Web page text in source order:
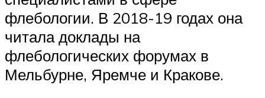
флебологии. В 2018-19 годах она
читала доклады на
флебологических форумах в
Мельбурне, Яремче и Кракове.